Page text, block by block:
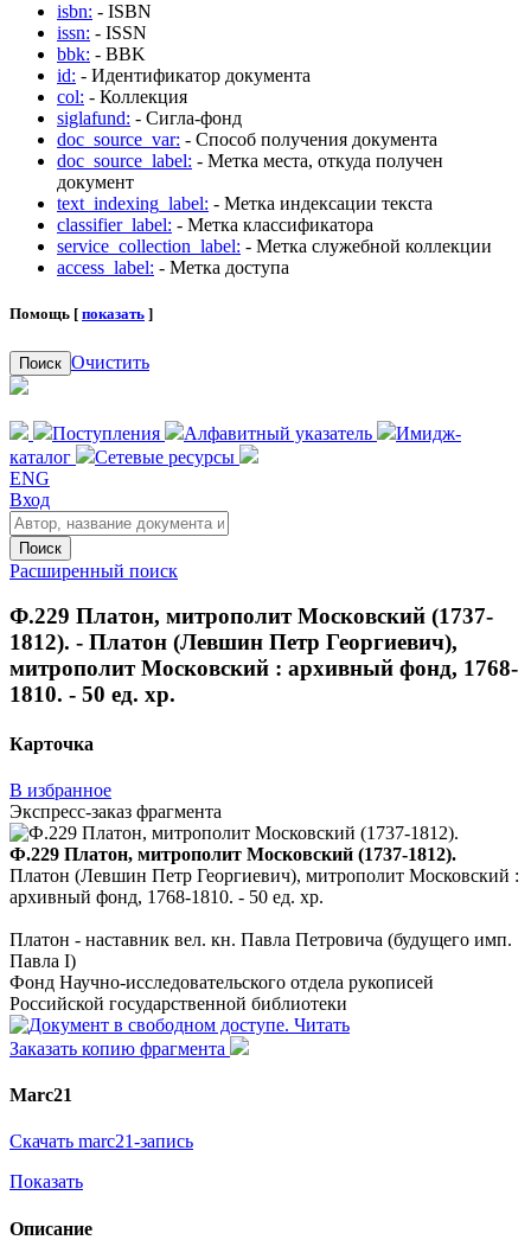
isbn: - ISBN
issn: - ISSN
bbk: - BBK
id: - Идентификатор документа
col: - Коллекция
siglafund: - Сигла-фонд
doc_source_var: - Способ получения документа
doc_source_label: - Метка места, откуда получен
документ
text_indexing_label: - Метка индексации текста
classifier_label: - Метка классификатора
service_collection_label: - Метка служебной коллекции
access_label: - Метка доступа
Помощь [ показать ]
Поиск Очистить
Поступления Алфавитный указатель
Имидж-
каталог
Сетевые ресурсы
ENG
Вход
Поиск
Расширенный поиск
Ф.229 Платон, митрополит Московский (1737-
1812). - Платон (Левшин Петр Георгиевич),
митрополит Московский : архивный фонд, 1768-
1810. - 50 ед. хр.
Карточка
В избранное
Экспресс-заказ фрагмента
Ф.229 Платон, митрополит Московский (1737-1812).
Платон (Левшин Петр Георгиевич), митрополит Московский :
архивный фонд, 1768-1810. - 50 ед. хр.
Платон - наставник вел. кн. Павла Петровича (будущего имп.
Павла I)
Фонд Научно-исследовательского отдела рукописей
Российской государственной библиотеки
Читать
Заказать копию фрагмента
Marc21
Скачать marc21-запись
Показать
Описание